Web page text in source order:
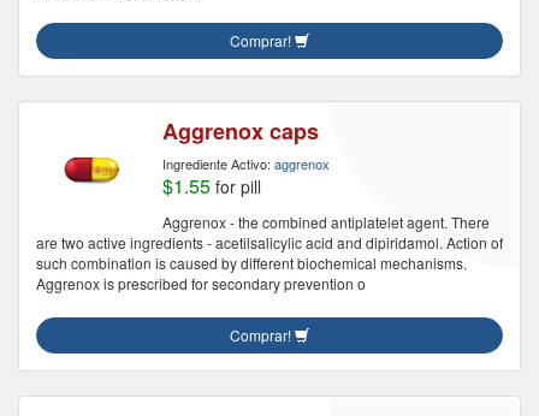
Comprar!
Aggrenox caps
Ingrediente Activo: aggrenox
$1.55 for pill
Aggrenox - the combined antiplatelet agent. There
are two active ingredients - acetilsalicylic acid and dipiridamol. Action of
such combination is caused by different biochemical mechanisms.
Aggrenox is prescribed for secondary prevention o
Comprar!